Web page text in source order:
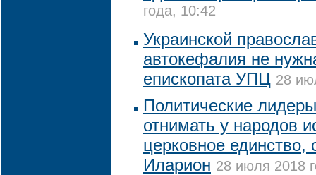
года, 10:42
Украинской
автокефалия не
епископата УПЦ 28
Политические
отнимать у народов
церковное единство,
Иларион 28 июля 2018